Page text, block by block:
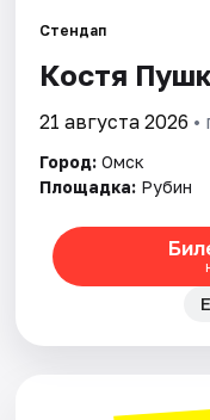
Стендап
Костя
21 августа 2026 •
Город: Омск
Площадка: Рубин